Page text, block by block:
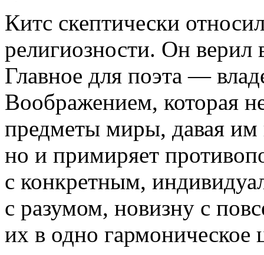
Китс скептически
религиозности. Он
Главное для поэта —
Воображением, которая
предметы миры, давая
но и примиряет
с конкретным,
с разумом, новизну с
их в одно гармоническое